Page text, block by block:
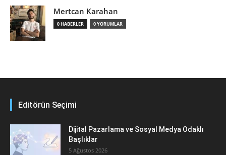
Mertcan Karahan
0 HABERLER 0 YORUMLAR
Editörün Seçimi
Dijital Pazarlama ve Sosyal Medya Odaklı
Başlıklar
5 Ağustos 2026